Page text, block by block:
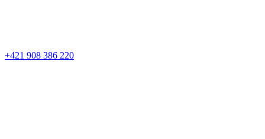
+421 908 386 220